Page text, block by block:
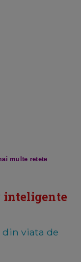
multe retete
inteligente
viata de